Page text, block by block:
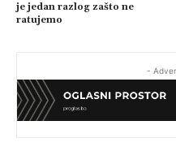
je jedan razlog zašto ne
ratujemo
-